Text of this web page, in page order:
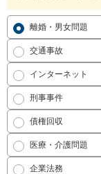
離婚・男女問題
交通事故
インターネット
刑事事件
債権回収
医療・介護問題
企業法務